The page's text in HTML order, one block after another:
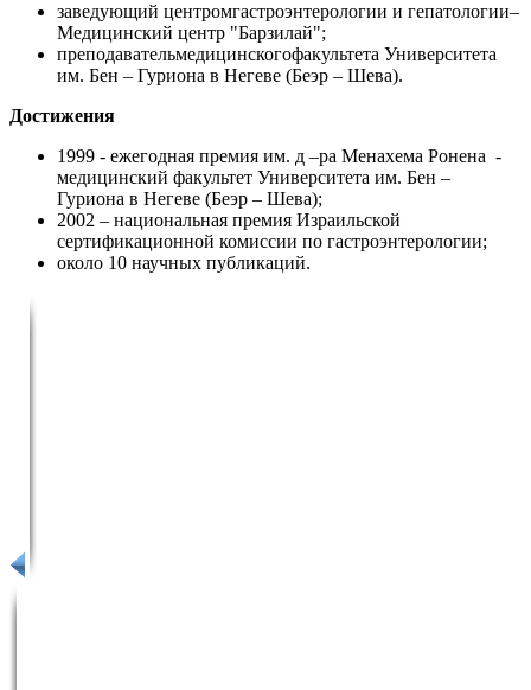
заведующий центромгастроэнтерологии и гепатологии–
Медицинский центр "Барзилай";
преподавательмедицинскогофакультета Университета
им. Бен – Гуриона в Негеве (Беэр – Шева).
Достижения
1999 - ежегодная премия им. д –ра Менахема Ронена -
медицинский факультет Университета им. Бен –
Гуриона в Негеве (Беэр – Шева);
2002 – национальная премия Израильской
сертификационной комиссии по гастроэнтерологии;
около 10 научных публикаций.